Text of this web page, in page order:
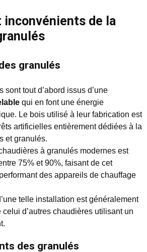
inconvénients de la
granulés
sont tout d’abord issus d’une
qui en font une énergie
Le bois utilisé à leur fabrication est
artificielles entièrement dédiées à la
et granulés.
à granulés modernes est
75% et 90%, faisant de cet
des appareils de chauffage
telle installation est généralement
d’autres chaudières utilisant un
des granulés